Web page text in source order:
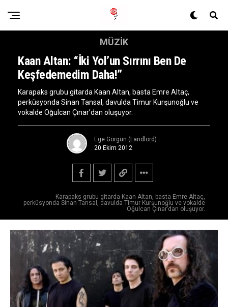
Karapaks grubu gitarda Kaan Altan, basta Emre Altaç,
perküsyonda Sinan Tansal, davulda Timur Kurşunoğlu ve vokalde
Oğulcan Çınar’dan oluşuyor.
MÜZIK
Kaan Altan: “İki Yol’un Sırrını Ben De
Keşfedemedim Daha!”
Karapaks grubu gitarda Kaan Altan, basta Emre Altaç,
perküsyonda Sinan Tansal, davulda Timur Kurşunoğlu ve
vokalde Oğulcan Çınar’dan oluşuyor.
Ege Görgün (Landlord)
20 Ekim 2012